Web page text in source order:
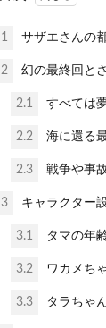
1 サザエさんの
2 幻の最終回と
2.1 すべては
2.2 海に還る
2.3 戦争や事
3 キャラクター
3.1 タマの年
3.2 ワカメち
3.3 タラちゃ